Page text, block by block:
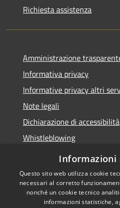
Richiesta assistenza
Amministrazione
Informativa privacy
Informative privacy altri
Note legali
Dichiarazione di accessibilità
Whistleblowing
RSS
Accessibilità
Informazioni
Questo sito web utilizza cookie
necessari al corretto
nonché un cookie tecnico
informazioni statistiche,